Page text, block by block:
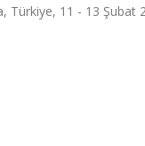
11 - 13 Şubat